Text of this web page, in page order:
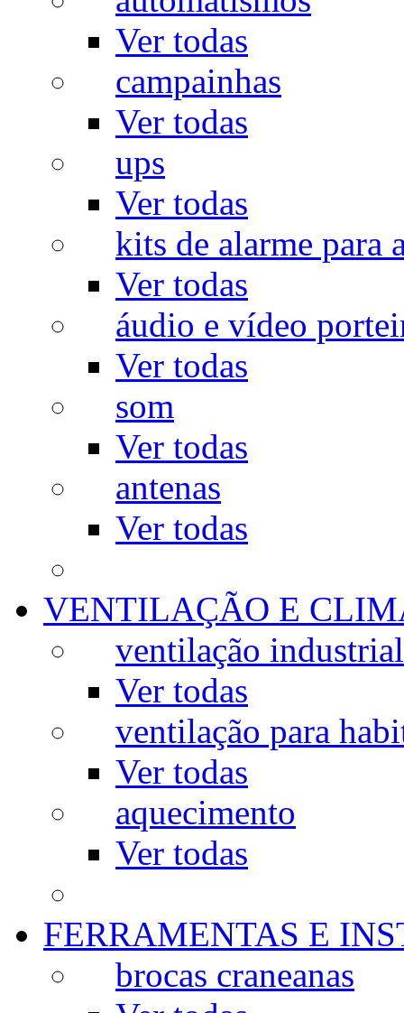
Ver todas
campainhas
Ver todas
ups
Ver todas
kits de alarme para
Ver todas
áudio e vídeo
Ver todas
som
Ver todas
antenas
Ver todas
VENTILAÇÃO E
ventilação industrial
Ver todas
ventilação para
Ver todas
aquecimento
Ver todas
FERRAMENTAS E
brocas craneanas